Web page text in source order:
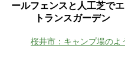
ールフェンスと人工芝で
トランスガーデン
桜井市：キャンプ場のよ